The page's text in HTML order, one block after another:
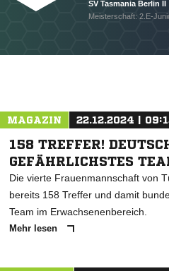
SV Tasmania Berlin II
Meisterschaft: 2.E-
MAGAZIN 22.12.2024 |
158 TREFFER!
GEFÄHRLICHSTES
Die vierte Frauenmannschaft von
bereits 158 Treffer und damit
Team im Erwachsenenbereich.
Mehr lesen